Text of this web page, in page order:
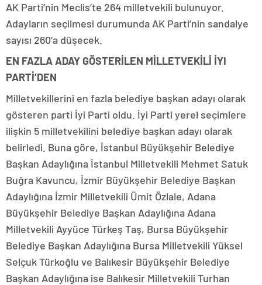
AK Parti’nin Meclis’te 264 milletvekili bulunuyor.
Adayların seçilmesi durumunda AK Parti’nin sandalye
sayısı 260’a düşecek.
EN FAZLA ADAY GÖSTERİLEN MİLLETVEKİLİ İYI
PARTİ’DEN
Milletvekillerini en fazla belediye başkan adayı olarak
gösteren parti İyi Parti oldu. İyi Parti yerel seçimlere
ilişkin 5 milletvekilini belediye başkan adayı olarak
belirledi. Buna göre, İstanbul Büyükşehir Belediye
Başkan Adaylığına İstanbul Milletvekili Mehmet Satuk
Buğra Kavuncu, İzmir Büyükşehir Belediye Başkan
Adaylığına İzmir Milletvekili Ümit Özlale, Adana
Büyükşehir Belediye Başkan Adaylığına Adana
Milletvekili Ayyüce Türkeş Taş, Bursa Büyükşehir
Belediye Başkan Adaylığına Bursa Milletvekili Yüksel
Selçuk Türkoğlu ve Balıkesir Büyükşehir Belediye
Başkan Adaylığına ise Balıkesir Milletvekili Turhan